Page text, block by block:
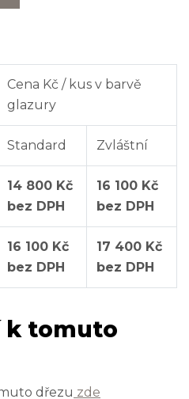
Cena Kč / kus v barvě
glazury
Standard Zvláštní
14 800 Kč
bez DPH
16 100 Kč
bez DPH
16 100 Kč
bez DPH
17 400 Kč
bez DPH
k tomuto
dřezu zde